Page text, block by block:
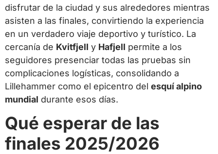
disfrutar de la ciudad y sus alrededores mientras
asisten a las finales, convirtiendo la experiencia
en un verdadero viaje deportivo y turístico. La
cercanía de Kvitfjell y Hafjell permite a los
seguidores presenciar todas las pruebas sin
complicaciones logísticas, consolidando a
Lillehammer como el epicentro del esquí alpino
mundial durante esos días.
Qué esperar de las
finales 2025/2026